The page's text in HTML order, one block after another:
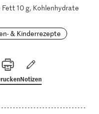
10 g, Kohlenhydrate
& Kinderrezepte
Notizen